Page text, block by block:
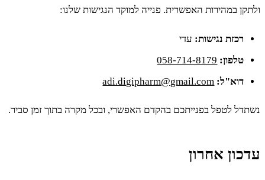
ולתקן במהירות האפשרית. פנייה למוקד הנגישות שלנו:
רכזת נגישות: עדי
טלפון: 058-714-8179
דוא"ל: adi.digipharm@gmail.com
נשתדל לטפל בפנייתכם בהקדם האפשרי, ובכל מקרה בתוך זמן סביר.
עדכון אחרון